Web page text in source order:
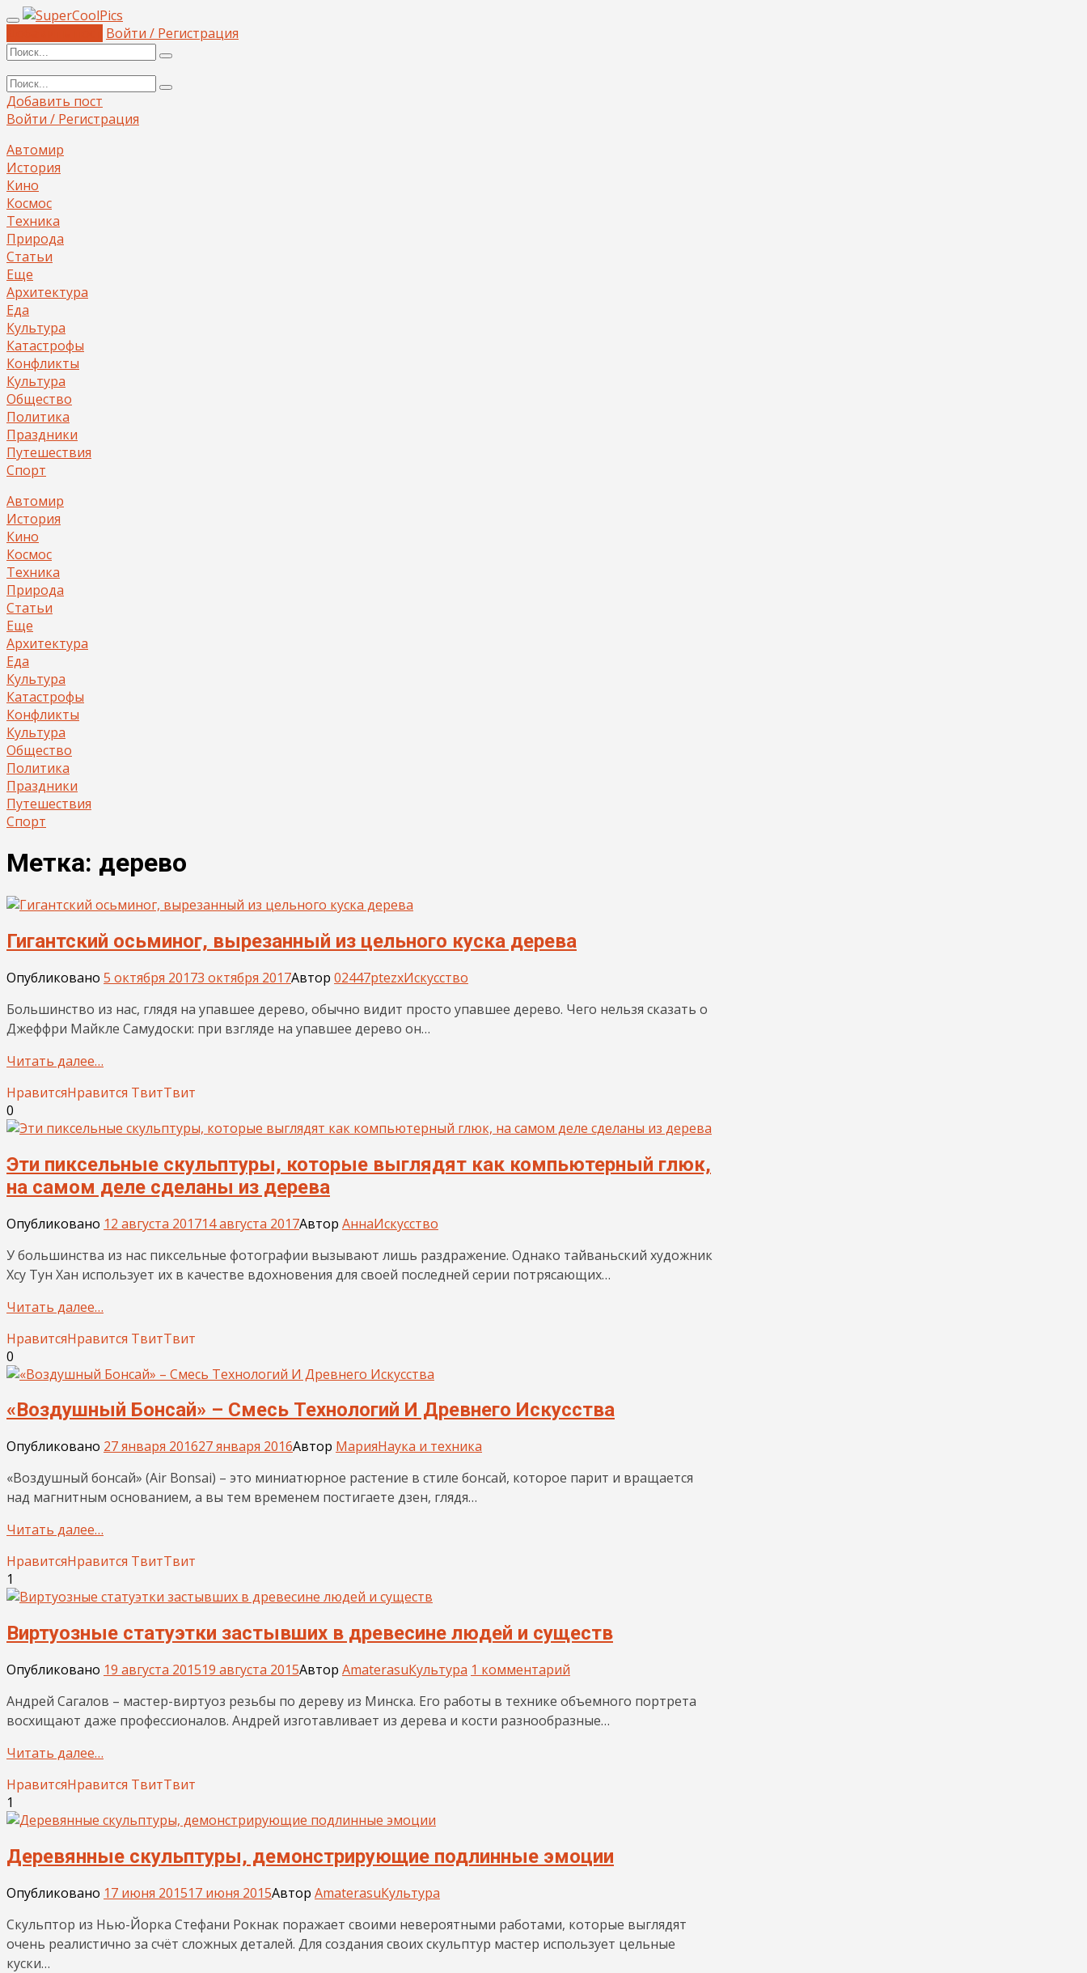
Войти / Регистрация
Добавить пост
Войти / Регистрация
Автомир
История
Кино
Космос
Техника
Природа
Статьи
Еще
Архитектура
Еда
Культура
Катастрофы
Конфликты
Культура
Общество
Политика
Праздники
Путешествия
Спорт
Автомир
История
Кино
Космос
Техника
Природа
Статьи
Еще
Архитектура
Еда
Культура
Катастрофы
Конфликты
Культура
Общество
Политика
Праздники
Путешествия
Спорт
Метка: дерево
Гигантский осьминог, вырезанный из цельного куска дерева
Опубликовано 5 октября 20173 октября 2017Автор 02447ptezxИскусство
Большинство из нас, глядя на упавшее дерево, обычно видит просто упавшее дерево. Чего нельзя сказать о
Джеффри Майкле Самудоски: при взгляде на упавшее дерево он…
Читать далее…
НравитсяНравится ТвитТвит
0
Эти пиксельные скульптуры, которые выглядят как компьютерный глюк,
на самом деле сделаны из дерева
Опубликовано 12 августа 201714 августа 2017Автор АннаИскусство
У большинства из нас пиксельные фотографии вызывают лишь раздражение. Однако тайваньский художник
Хсу Тун Хан использует их в качестве вдохновения для своей последней серии потрясающих…
Читать далее…
НравитсяНравится ТвитТвит
0
«Воздушный Бонсай» – Смесь Технологий И Древнего Искусства
Опубликовано 27 января 201627 января 2016Автор МарияНаука и техника
«Воздушный бонсай» (Air Bonsai) – это миниатюрное растение в стиле бонсай, которое парит и вращается
над магнитным основанием, а вы тем временем постигаете дзен, глядя…
Читать далее…
НравитсяНравится ТвитТвит
1
Виртуозные статуэтки застывших в древесине людей и существ
Опубликовано 19 августа 201519 августа 2015Автор AmaterasuКультура 1 комментарий
Андрей Сагалов – мастер-виртуоз резьбы по дереву из Минска. Его работы в технике объемного портрета
восхищают даже профессионалов. Андрей изготавливает из дерева и кости разнообразные…
Читать далее…
НравитсяНравится ТвитТвит
1
Деревянные скульптуры, демонстрирующие подлинные эмоции
Опубликовано 17 июня 201517 июня 2015Автор AmaterasuКультура
Скульптор из Нью-Йорка Стефани Рокнак поражает своими невероятными работами, которые выглядят
очень реалистично за счёт сложных деталей. Для создания своих скульптур мастер использует цельные
куски…